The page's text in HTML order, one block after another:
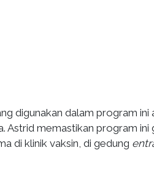
digunakan dalam program ini
Astrid memastikan program ini
di klinik vaksin, di gedung